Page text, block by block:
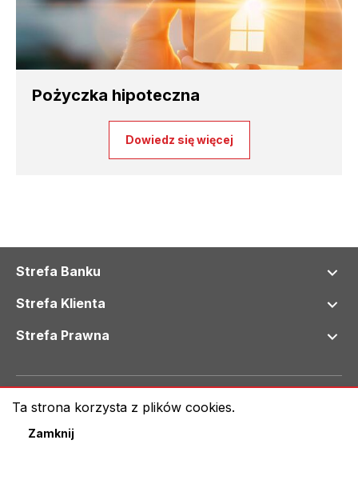
Pożyczka hipoteczna
Dowiedz się więcej
Strefa Banku
Strefa Klienta
Strefa Prawna
© 2024 Bank Spółdzielczy we Wschowie
Klauzula informacyjna RODO
Mapa serwisu
Ta strona korzysta z plików cookies.
Zamknij